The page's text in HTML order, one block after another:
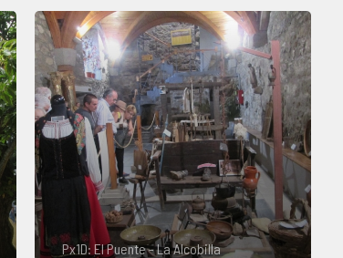
Px1D: El Puente - La Alcobilla